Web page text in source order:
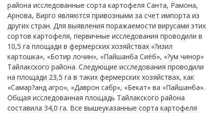
района исследованные сорта картофеля Санта, Рамона,
Арнова, Вирго являются привозными за счет импорта из
других стран. Для выявления поражаемости вирусами этих
сортов картофеля, первичные исследования проводили в
10,5 га площади в фермерских хозяйствах «?изил
картошка», «Ботир лочин», «Пайшанба Сиёб», «?ум чинор»
Тайлакского района. Следующие исследования проводили
на площади 23,5 га в таких фермерских хозяйствах, как
«Самар?анд агро», «Даврон сабр», «Бекат» ва «Пайшанба».
Общая исследованная площадь Тайлакского района
составила 34,0 га. Все вышеуказанные сорта картофеля